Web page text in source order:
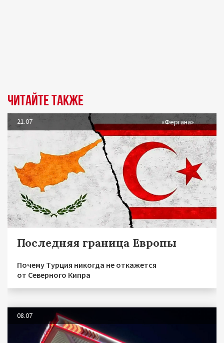
Читайте также
21.07 «Фергана»
Последняя граница Европы
Почему Турция никогда не откажется
от Северного Кипра
08.07